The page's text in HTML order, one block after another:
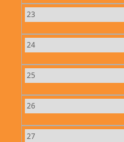
23
24
25
26
27